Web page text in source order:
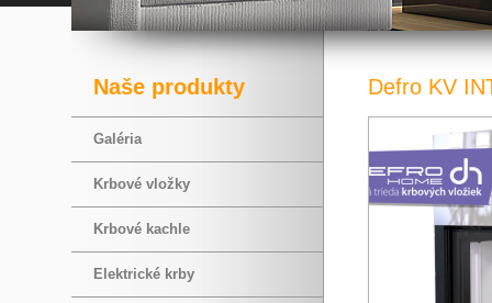
Naše produkty
Galéria
Krbové vložky
Krbové kachle
Elektrické krby
Defro KV